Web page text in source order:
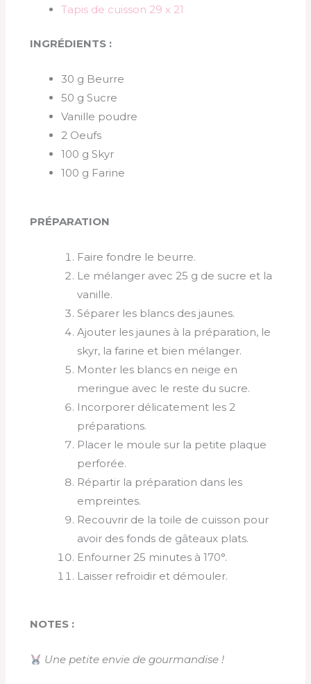
Tapis de cuisson 29 x 21
INGRÉDIENTS :
30 g Beurre
50 g Sucre
Vanille poudre
2 Oeufs
100 g Skyr
100 g Farine
PRÉPARATION
Faire fondre le beurre.
Le mélanger avec 25 g de sucre et la
vanille.
Séparer les blancs des jaunes.
Ajouter les jaunes à la préparation, le
skyr, la farine et bien mélanger.
Monter les blancs en neige en
meringue avec le reste du sucre.
Incorporer délicatement les 2
préparations.
Placer le moule sur la petite plaque
perforée.
Répartir la préparation dans les
empreintes.
Recouvrir de la toile de cuisson pour
avoir des fonds de gâteaux plats.
Enfourner 25 minutes à 170°.
Laisser refroidir et démouler.
NOTES :
Une petite envie de gourmandise !